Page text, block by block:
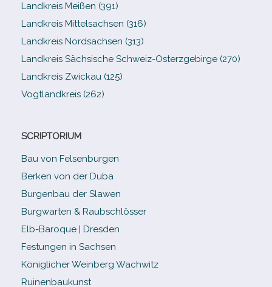
Landkreis Meißen (391)
Landkreis Mittelsachsen (316)
Landkreis Nordsachsen (313)
Landkreis Sächsische Schweiz-​Osterzgebirge (270)
Landkreis Zwickau (125)
Vogtlandkreis (262)
SCRIPTORIUM
Bau von Felsenburgen
Berken von der Duba
Burgenbau der Slawen
Burgwarten & Raubschlösser
Elb-​Baroque | Dresden
Festungen in Sachsen
Königlicher Weinberg Wachwitz
Ruinenbaukunst